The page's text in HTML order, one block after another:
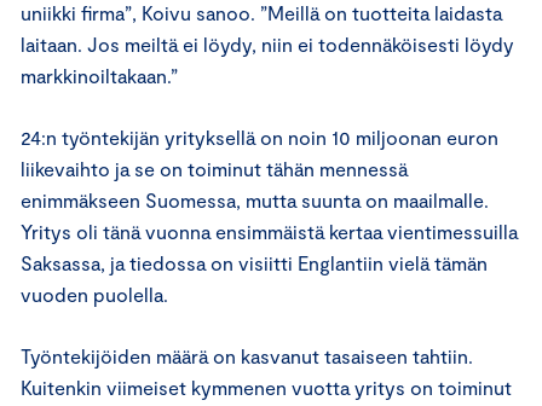
uniikki firma”, Koivu sanoo. ”Meillä on tuotteita laidasta
laitaan. Jos meiltä ei löydy, niin ei todennäköisesti löydy
markkinoiltakaan.”
24:n työntekijän yrityksellä on noin 10 miljoonan euron
liikevaihto ja se on toiminut tähän mennessä
enimmäkseen Suomessa, mutta suunta on maailmalle.
Yritys oli tänä vuonna ensimmäistä kertaa vientimessuilla
Saksassa, ja tiedossa on visiitti Englantiin vielä tämän
vuoden puolella.
Työntekijöiden määrä on kasvanut tasaiseen tahtiin.
Kuitenkin viimeiset kymmenen vuotta yritys on toiminut